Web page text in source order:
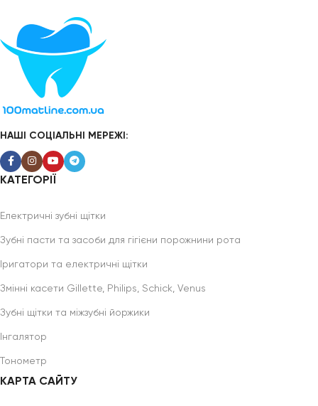
НАШІ СОЦІАЛЬНІ МЕРЕЖІ:
КАТЕГОРІЇ
Електричні зубні щітки
Зубні пасти та засоби для гігієни порожнини рота
Іригатори та електричні щітки
Змінні касети Gillette, Philips, Schick, Venus
Зубні щітки та міжзубні йоржики
Інгалятор
Тонометр
КАРТА САЙТУ